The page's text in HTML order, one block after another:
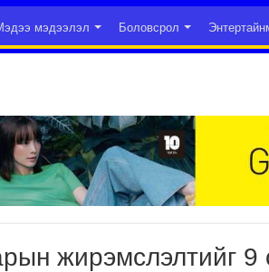
мэдээлэл Боловсрол
жирэмслэлтийг 9